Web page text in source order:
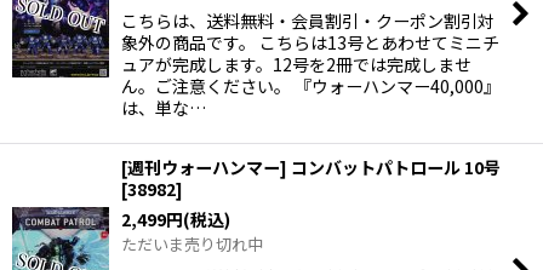
こちらは、送料無料・会員割引・クーポン割引対
象外の商品です。 こちらは13号とあわせてミニチ
ュアが完成します。12号を2冊では完成しませ
ん。ご注意ください。 『ウォーハンマー40,000』
は、単な…
[週刊ウォーハンマー] コンバットパトロール 10号
[38982]
2,499円(税込)
ただいま売り切れ中